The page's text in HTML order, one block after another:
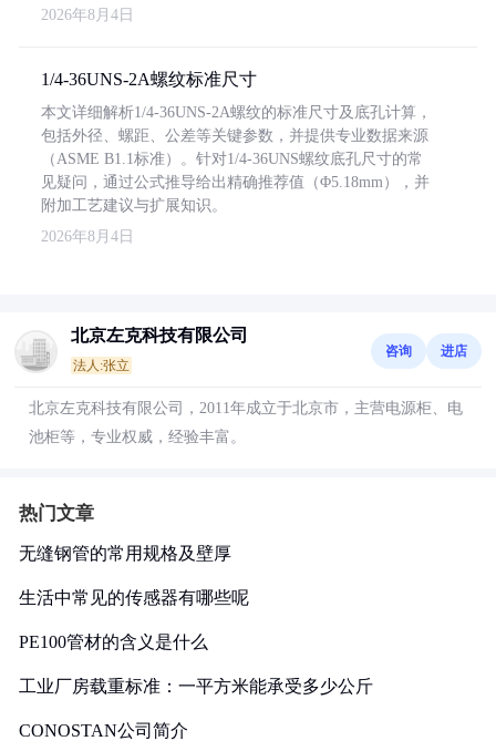
2026年8月4日
1/4-36UNS-2A螺纹标准尺寸
本文详细解析1/4-36UNS-2A螺纹的标准尺寸及底孔计算，
包括外径、螺距、公差等关键参数，并提供专业数据来源
（ASME B1.1标准）。针对1/4-36UNS螺纹底孔尺寸的常
见疑问，通过公式推导给出精确推荐值（Φ5.18mm），并
附加工艺建议与扩展知识。
2026年8月4日
北京左克科技有限公司
法人:张立
咨询 进店
北京左克科技有限公司，2011年成立于北京市，主营电源柜、电
池柜等，专业权威，经验丰富。
热门文章
无缝钢管的常用规格及壁厚
生活中常见的传感器有哪些呢
PE100管材的含义是什么
工业厂房载重标准：一平方米能承受多少公斤
CONOSTAN公司简介